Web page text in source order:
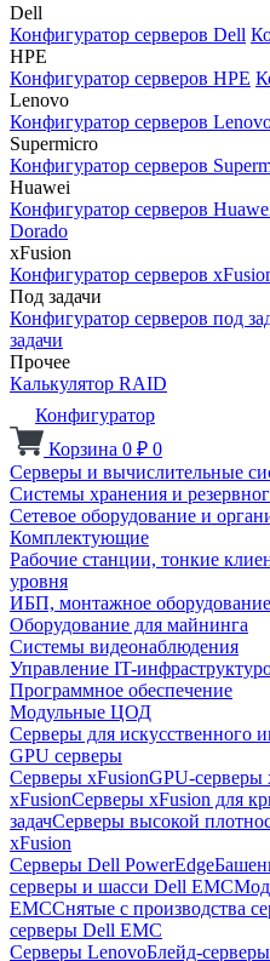
Dell
Конфигуратор серверов Dell
HPE
Конфигуратор серверов HPE
Lenovo
Конфигуратор серверов
Supermicro
Конфигуратор серверов
Huawei
Конфигуратор серверов
Dorado
xFusion
Конфигуратор серверов
Под задачи
Конфигуратор серверов под
задачи
Прочее
Калькулятор RAID
Конфигуратор
Корзина 0 ₽ 0
Серверы и вычислительные
Системы хранения и
Сетевое оборудование и
Комплектующие
Рабочие станции, тонкие
уровня
ИБП, монтажное
Оборудование для майнинга
Системы видеонаблюдения
Управление IT-
Программное обеспечение
Модульные ЦОД
Серверы для искусственного
GPU серверы
Серверы xFusionGPU-серверы
xFusionСерверы xFusion для
задачСерверы высокой
xFusion
Серверы Dell PowerEdge
серверы и шасси Dell EMC
EMCСнятые с производства
серверы Dell EMC
Серверы LenovoБлейд-